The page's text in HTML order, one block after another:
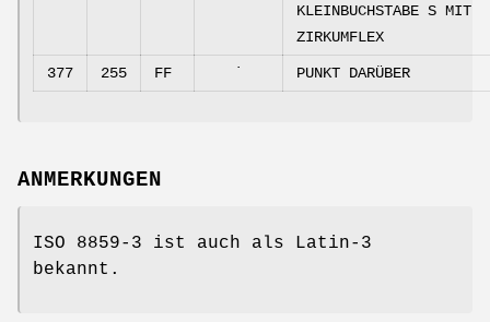
KLEINBUCHSTABE S MIT
ZIRKUMFLEX
377 255 FF ˙ PUNKT DARÜBER
ANMERKUNGEN
ISO 8859-3 ist auch als Latin-3
bekannt.